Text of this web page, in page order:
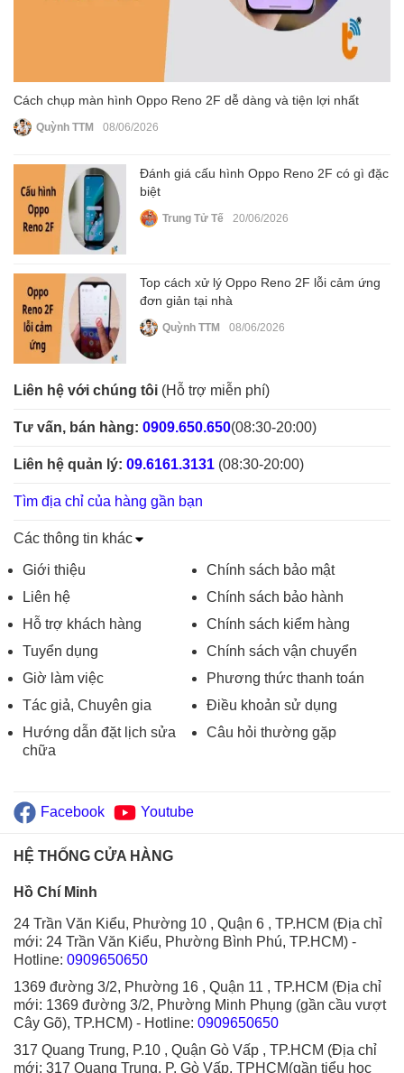
Cách chụp màn hình Oppo Reno 2F dễ dàng và tiện lợi nhất
Quỳnh TTM 08/06/2026
Đánh giá cấu hình Oppo Reno 2F có gì đặc
biệt
Trung Tử Tế 20/06/2026
Top cách xử lý Oppo Reno 2F lỗi cảm ứng
đơn giản tại nhà
Quỳnh TTM 08/06/2026
Liên hệ với chúng tôi (Hỗ trợ miễn phí)
Tư vấn, bán hàng: 0909.650.650(08:30-20:00)
Liên hệ quản lý: 09.6161.3131 (08:30-20:00)
Tìm địa chỉ của hàng gần bạn
Các thông tin khác
Giới thiệu
Liên hệ
Hỗ trợ khách hàng
Tuyển dụng
Giờ làm việc
Tác giả, Chuyên gia
Hướng dẫn đặt lịch sửa
chữa
Chính sách bảo mật
Chính sách bảo hành
Chính sách kiểm hàng
Chính sách vận chuyển
Phương thức thanh toán
Điều khoản sử dụng
Câu hỏi thường gặp
Facebook Youtube
HỆ THỐNG CỬA HÀNG
Hồ Chí Minh
24 Trần Văn Kiểu, Phường 10 , Quận 6 , TP.HCM (Địa chỉ
mới: 24 Trần Văn Kiểu, Phường Bình Phú, TP.HCM) -
Hotline: 0909650650
1369 đường 3/2, Phường 16 , Quận 11 , TP.HCM (Địa chỉ
mới: 1369 đường 3/2, Phường Minh Phụng (gần cầu vượt
Cây Gõ), TP.HCM) - Hotline: 0909650650
317 Quang Trung, P.10 , Quận Gò Vấp , TP.HCM (Địa chỉ
mới: 317 Quang Trung, P. Gò Vấp, TPHCM(gần tiểu học